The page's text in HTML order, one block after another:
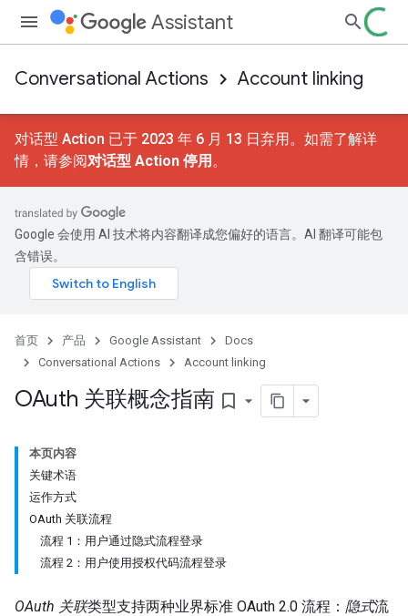
Assistant
Conversational Actions Account linking
对话型 Action 已于 2023 年 6 月 13 日弃用。如需了解详
情，请参阅对话型 Action 停用 。
Google 会使用 AI 技术将内容翻译成您偏好的语言。AI 翻译可能包
含错误。
首页 产品 Google Assistant
Docs
Conversational Actions
Account linking
OAuth 关联概念指南 bookmark_border
本页内容
关键术语
运作方式
OAuth 关联流程
流程 1：用户通过隐式流程登录
流程 2：用户使用授权代码流程登录
OAuth 关联类型支持两种业界标准 OAuth 2.0 流程： 隐式流